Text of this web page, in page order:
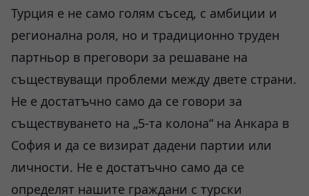
Турция е не само голям съсед, с амбиции и
регионална роля, но и традиционно труден
партньор в преговори за решаване на
съществуващи проблеми между двете страни.
Не е достатъчно само да се говори за
съществуването на „5-та колона“ на Анкара в
София и да се визират дадени партии или
личности. Не е достатъчно само да се
определят нашите граждани с турски